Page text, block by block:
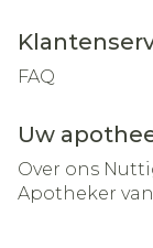
FAQ
Uw
Over ons
Apotheker